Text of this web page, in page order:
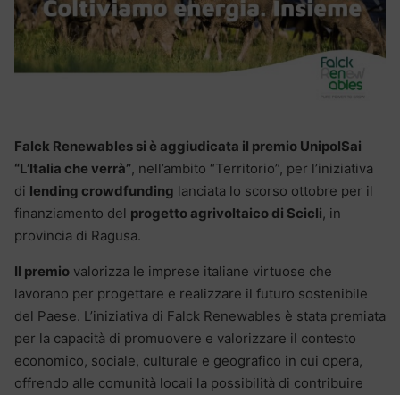
Falck Renewables si è aggiudicata il premio UnipolSai
“L’Italia che verrà”, nell’ambito “Territorio”, per l’iniziativa
di lending crowdfunding lanciata lo scorso ottobre per il
finanziamento del progetto agrivoltaico di Scicli, in
provincia di Ragusa.
Il premio valorizza le imprese italiane virtuose che
lavorano per progettare e realizzare il futuro sostenibile
del Paese. L’iniziativa di Falck Renewables è stata premiata
per la capacità di promuovere e valorizzare il contesto
economico, sociale, culturale e geografico in cui opera,
offrendo alle comunità locali la possibilità di contribuire